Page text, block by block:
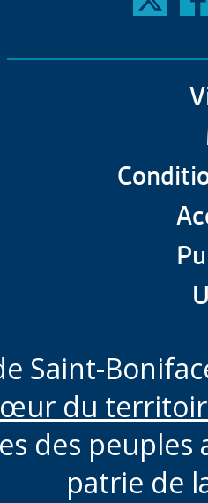
Saint-
du
des peuples
patrie de